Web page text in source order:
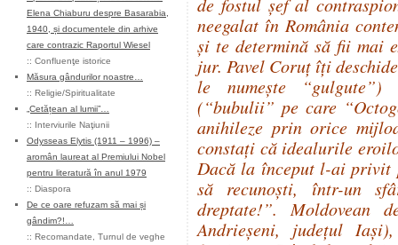
Elena Chiaburu despre Basarabia,
1940, și documentele din arhive
care contrazic Raportul Wiesel
:: Confluenţe istorice
Măsura gândurilor noastre…
:: Religie/Spiritualitate
„Cetățean al lumii”…
:: Interviurile Naţiunii
Odysseas Elytis (1911 – 1996) –
aromân laureat al Premiului Nobel
pentru literatură în anul 1979
:: Diaspora
De ce oare refuzam să mai și
gândim?!…
:: Recomandate Turnul de veghe
neegalat în România
şi te determină să fii mai
jur. Pavel Coruţ îţi
le numeşte
(“bubulii” pe care
anihileze prin orice
constaţi că idealurile
Dacă la început l-ai privit
să recunoşti, într-un
dreptate!”. Moldovean
Andrieşeni, judeţul